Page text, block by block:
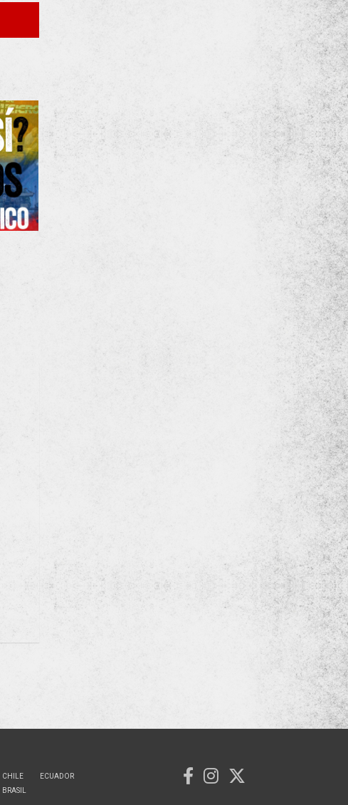
CHILE
BRASIL
ECUADOR